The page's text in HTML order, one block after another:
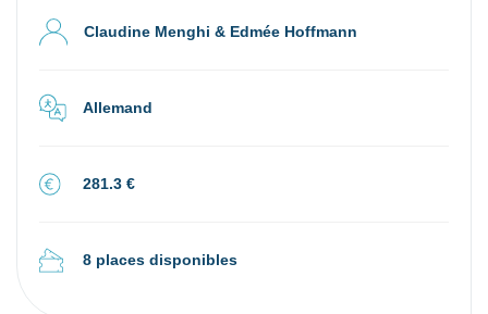
Claudine Menghi & Edmée Hoffmann
Allemand
281.3 €
8 places disponibles